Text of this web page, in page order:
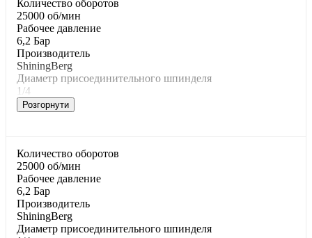
Количество оборотов
25000 об/мин
Paбoчee дaвлeниe
6,2 Бар
Производитель
ShiningBerg
Диаметр присоединительного шпинделя
1/4
Розгорнути
Количество оборотов
25000 об/мин
Paбoчee дaвлeниe
6,2 Бар
Производитель
ShiningBerg
Диаметр присоединительного шпинделя